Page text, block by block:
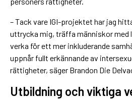
– Tack vare IGI-projektet har jag
uttrycka mig, träffa människor med
verka för ett mer inkluderande
uppnår fullt erkännande av
rättigheter, säger Brandon Die
Utbildning och viktiga